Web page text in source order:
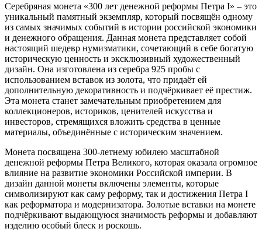
Серебряная монета «300 лет денежной реформы Петра I» – это
уникальный памятный экземпляр, который посвящён одному
из самых значимых событий в истории российской экономики
и денежного обращения. Данная монета представляет собой
настоящий шедевр нумизматики, сочетающий в себе богатую
историческую ценность и эксклюзивный художественный
дизайн. Она изготовлена из серебра 925 пробы с
использованием вставок из золота, что придаёт ей
дополнительную декоративность и подчёркивает её престиж.
Эта монета станет замечательным приобретением для
коллекционеров, историков, ценителей искусства и
инвесторов, стремящихся вложить средства в ценные
материалы, объединённые с историческим значением.
Монета посвящена 300-летнему юбилею масштабной
денежной реформы Петра Великого, которая оказала огромное
влияние на развитие экономики Российской империи. В
дизайн данной монеты включены элементы, которые
символизируют как саму реформу, так и достижения Петра I
как реформатора и модернизатора. Золотые вставки на монете
подчёркивают выдающуюся значимость реформы и добавляют
изделию особый блеск и роскошь.